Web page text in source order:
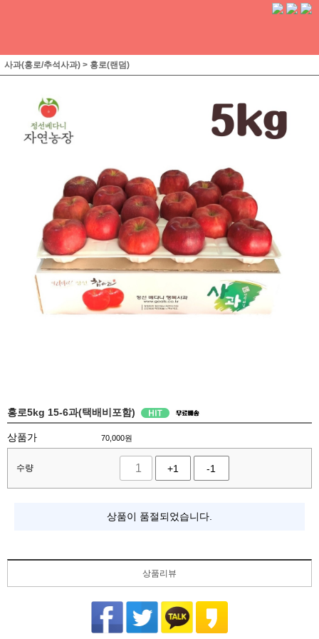
사과(홍로/추석사과) > 홍로(랜덤)
홍로5kg 15-6과(택배비포함)
상품가 70,000원
수량 +1 -1
상품이 품절되었습니다.
상품리뷰